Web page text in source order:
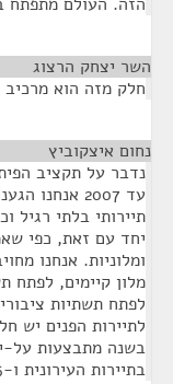
הזה. העולם מתפתח
השר יצחק הרצוג
חלק מזה הוא מרכיב
נחום איצקוביץ
תיירותי בלתי רגיל
יחד עם זאת, כפי
ומלוניות. אנחנו
מלון קיימים, לפתח
לפתח תשתיות
בתיירות העירונית ו-2.5 מיליון בתיירות הכפרית.